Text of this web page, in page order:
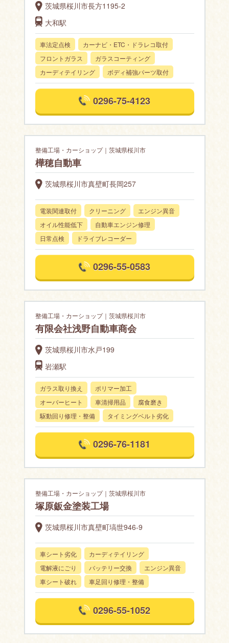
茨城県桜川市長方1195-2
大和駅
車法定点検
カーナビ・ETC・ドラレコ取付
フロントガラス
ガラスコーティング
カーディテイリング
ボディ補強パーツ取付
0296-75-4123
整備工場・カーショップ｜茨城県桜川市
樺穂自動車
茨城県桜川市真壁町長岡257
電装関連取付 クリーニング
エンジン異音
オイル性能低下
自動車エンジン修理
日常点検
ドライブレコーダー
0296-55-0583
整備工場・カーショップ｜茨城県桜川市
有限会社浅野自動車商会
茨城県桜川市水戸199
岩瀬駅
ガラス取り換え
ポリマー加工
オーバーヒート
車清掃用品
腐食磨き
駆動回り修理・整備
タイミングベルト劣化
0296-76-1181
整備工場・カーショップ｜茨城県桜川市
塚原鈑金塗装工場
茨城県桜川市真壁町塙世946-9
車シート劣化
カーディテイリング
電解液にごり
バッテリー交換
エンジン異音
車シート破れ
車足回り修理・整備
0296-55-1052